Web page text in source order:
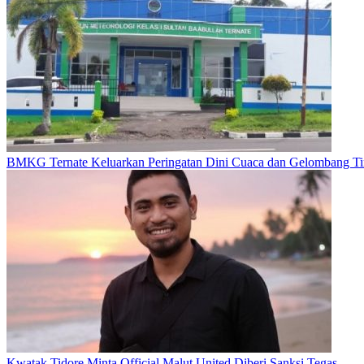
BMKG Ternate Keluarkan Peringatan Dini Cuaca dan Gelombang